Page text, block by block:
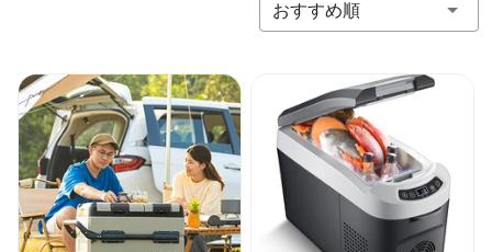
おすすめ順